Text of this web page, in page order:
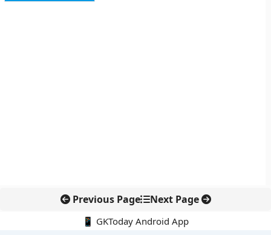
Previous Page Next Page
📱 GKToday Android App